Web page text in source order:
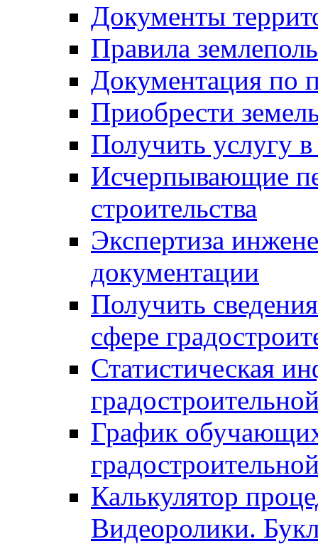
Документы
Правила
Документация по
Приобрести
Получить услугу в
Исчерпывающие
строительства
Экспертиза
документации
Получить
сфере
Статистическая
График
Калькулятор
Видеоролики.